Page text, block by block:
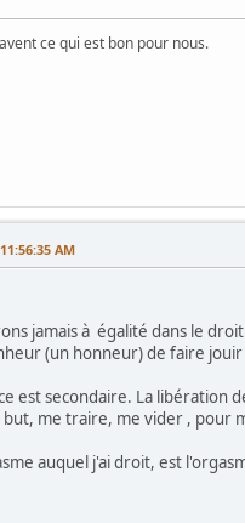
ce qui est bon pour nous.
AM
jamais à égalité dans le
(un honneur) de faire
est secondaire. La libération
but, me traire, me vider , pour
auquel j'ai droit, est